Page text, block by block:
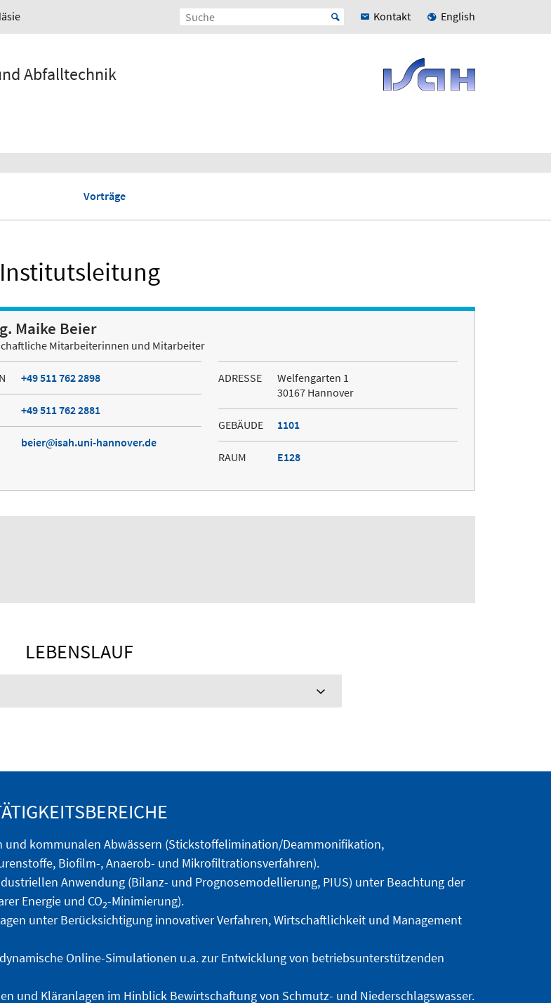
Kontakt English
Abfalltechnik
Vorträge
Institutsleitung
Maike Beier
Mitarbeiterinnen und Mitarbeiter
+49 511 762 2898
+49 511 762 2881
beier isah.uni-hannover.de
ADRESSE
Welfengarten 1
30167 Hannover
GEBÄUDE 1101
RAUM E128
LEBENSLAUF
kommunalen Abwässern (Stickstoffelimination/Deammonifikation,
Biofilm-, Anaerob- und Mikrofiltrationsverfahren).
Anwendung (Bilanz- und Prognosemodellierung, PIUS) unter Beachtung der
Energie und CO2-Minimierung).
unter Berücksichtigung innovativer Verfahren, Wirtschaftlichkeit und Management
Online-Simulationen u.a. zur Entwicklung von betriebsunterstützenden
und Kläranlagen im Hinblick Bewirtschaftung von Schmutz- und Niederschlagswasser.